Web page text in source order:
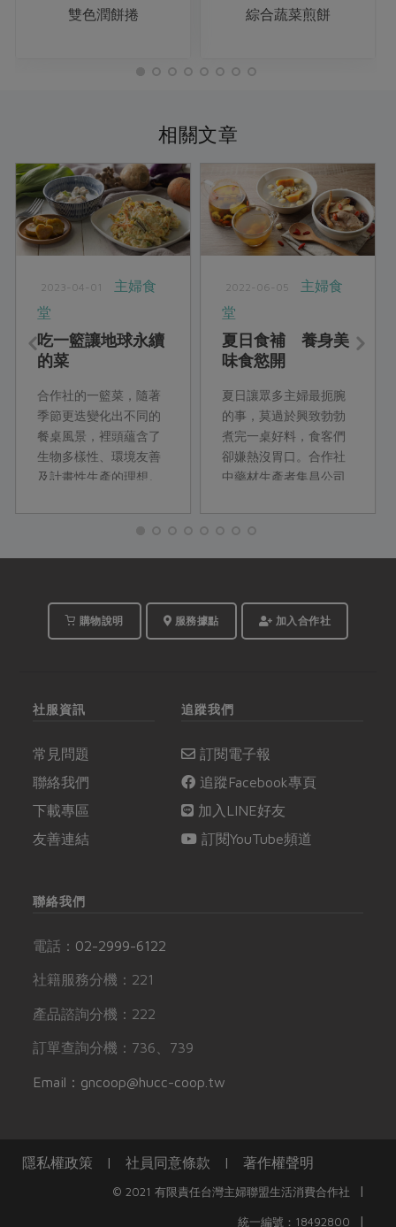
雙色潤餅捲 綜合蔬菜煎餅
相關文章
2023-04-01
主婦食
堂
吃一籃讓地球永續
的菜
合作社的一籃菜，隨著
季節更迭變化出不同的
餐桌風景，裡頭蘊含了
生物多樣性、環境友善
及計畫性生產的理想。
何料理？看到不認識的
蔬菜又該怎麼處理？
Shelley運用巧思簡單上
2022-06-05
主婦食
堂
夏日食補 養身美
味食慾開
夏日讓眾多主婦最扼腕
的事，莫過於興致勃勃
煮完一桌好料，食客們
卻嫌熱沒胃口。合作社
中藥材生產者集昌公司
智，設計了三道夏季養
備、營養豐富，食材更
式簡易，讓掌廚人也能
輕鬆優雅地端出開胃料
購物說明 服務據點 加入合作社
社服資訊
常見問題
聯絡我們
下載專區
友善連結
追蹤我們
訂閱電子報
追蹤Facebook專頁
加入LINE好友
訂閱YouTube頻道
聯絡我們
電話： 02-2999-6122
社籍服務分機：221
產品諮詢分機：222
訂單查詢分機：736、739
Email：gncoop@hucc-coop.tw
隱私權政策 | 社員同意條款 | 著作權聲明
© 2021 有限責任台灣主婦聯盟生活消費合作社 |
統一編號：18492800 |